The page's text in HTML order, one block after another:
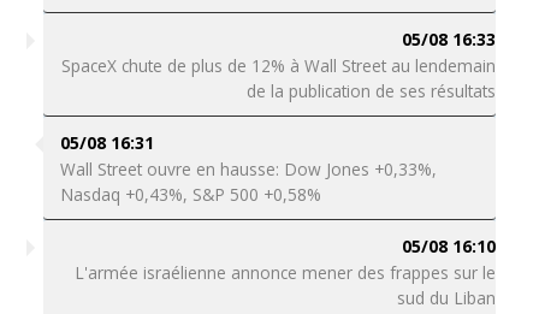
05/08 16:33
SpaceX chute de plus de 12% à Wall Street au lendemain
de la publication de ses résultats
05/08 16:31
Wall Street ouvre en hausse: Dow Jones +0,33%,
Nasdaq +0,43%, S&P 500 +0,58%
05/08 16:10
L'armée israélienne annonce mener des frappes sur le
sud du Liban